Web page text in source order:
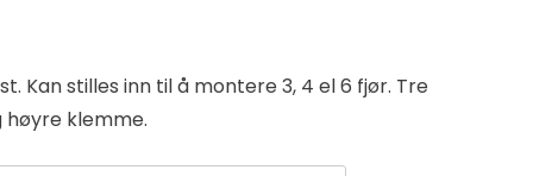
Kan stilles inn til å montere 3, 4 el 6 fjør. Tre
klemme.